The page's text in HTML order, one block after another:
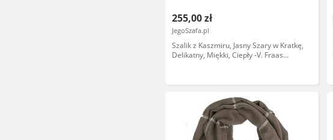
255,00 zł
JegoSzafa.pl
Szalik z Kaszmiru, Jasny Szary w Kratkę,
Delikatny, Miękki, Ciepły -V. Fraas